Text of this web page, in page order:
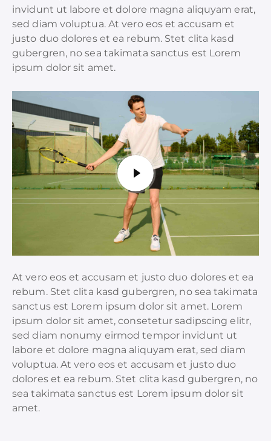
invidunt ut labore et dolore magna aliquyam erat,
sed diam voluptua. At vero eos et accusam et
justo duo dolores et ea rebum. Stet clita kasd
gubergren, no sea takimata sanctus est Lorem
ipsum dolor sit amet.
At vero eos et accusam et justo duo dolores et ea
rebum. Stet clita kasd gubergren, no sea takimata
sanctus est Lorem ipsum dolor sit amet. Lorem
ipsum dolor sit amet, consetetur sadipscing elitr,
sed diam nonumy eirmod tempor invidunt ut
labore et dolore magna aliquyam erat, sed diam
voluptua. At vero eos et accusam et justo duo
dolores et ea rebum. Stet clita kasd gubergren, no
sea takimata sanctus est Lorem ipsum dolor sit
amet.